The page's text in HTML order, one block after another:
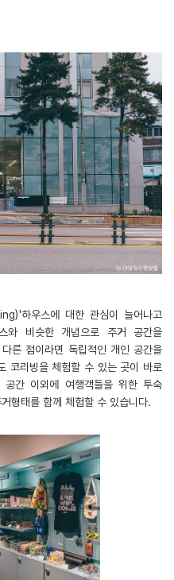
하우스에 대한 관심이 늘어나고
와 비슷한 개념으로 주거 공간을
른 점이라면 독립적인 개인 공간을
코리빙을 체험할 수 있는 곳이 바로
간 이외에 여행객들을 위한 투숙
형태를 함께 체험할 수 있습니다.